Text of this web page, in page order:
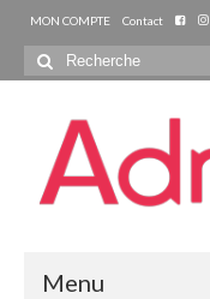
MON COMPTE Contact
Rechercher
:
Menu